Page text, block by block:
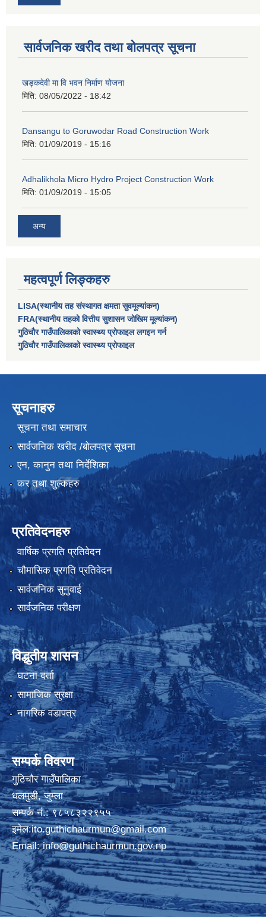
सार्वजनिक खरीद तथा बोलपत्र सूचना
खड्कदेवी मा वि भवन निर्माण योजना
मिति: 08/05/2022 - 18:42
Dansangu to Goruwodar Road Construction Work
मिति: 01/09/2019 - 15:16
Adhalikhola Micro Hydro Project Construction Work
मिति: 01/09/2019 - 15:05
अन्य
महत्वपूर्ण लिङ्कहरु
LISA(स्थानीय तह संस्थागत क्षमता सुवमूल्यांकन)
FRA(स्थानीय तहको वित्तीय सुशासन जोखिम मूल्यांकन)
गुठिचौर गाउँपालिकाको स्वास्थ्य प्रोफाइल लगइन गर्न
गुठिचौर गाउँपालिकाको स्वास्थ्य प्रोफाइल
सूचनाहरु
सूचना तथा समाचार
सार्वजनिक खरीद /बोलपत्र सूचना
एन, कानुन तथा निर्देशिका
कर तथा शुल्कहरु
प्रतिवेदनहरु
वार्षिक प्रगति प्रतिवेदन
चौमासिक प्रगति प्रतिवेदन
सार्वजनिक सुनुवाई
सार्वजनिक परीक्षण
विद्धुतीय शासन
घटना दर्ता
सामाजिक सुरक्षा
नागरिक वडापत्र
सम्पर्क विवरण
गुठिचौर गाउँपालिका
धलमुडी, जुम्ला
सम्पर्क नं.: ९८५८३२२९५५
इमेल:ito.guthichaurmun@gmail.com
Email:info@guthichaurmun.gov.np